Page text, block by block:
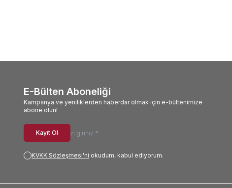
E-Bülten Aboneliği
Kampanya ve yeniliklerden haberdar olmak için e-bültenimize
abone olun!
Kayıt Ol
KVKK Sözleşmesi'ni okudum, kabul ediyorum.